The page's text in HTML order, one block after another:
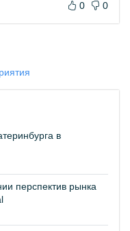
0 0
в
перспектив рынка